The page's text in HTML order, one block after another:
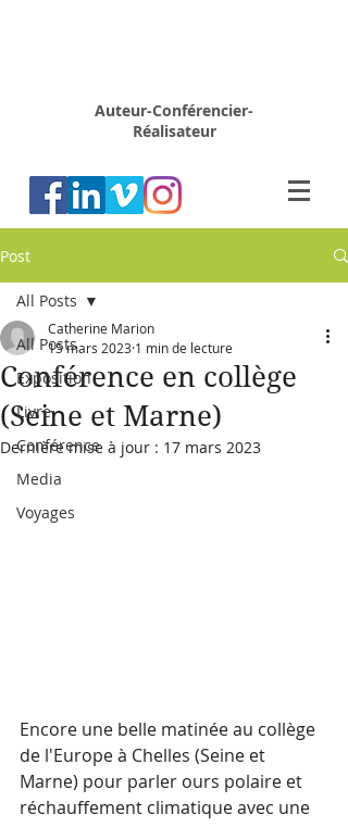
Auteur-Conférencier-
Réalisateur
Post
All Posts
Exposition
Livre
Conférence
Media
Voyages
All Posts
Conférence en collège
(Seine et Marne)
Catherine Marion
15 mars 2023 1 min de lecture
Dernière mise à jour : 17 mars 2023
Encore une belle matinée au collège
de l'Europe à Chelles (Seine et
Marne) pour parler ours polaire et
réchauffement climatique avec une